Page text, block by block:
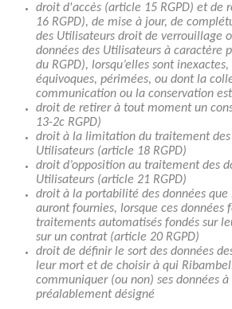
droit d'accès (article 15 RGPD) et de
16 RGPD), de mise à jour, de
des Utilisateurs droit de verrouillage
données des Utilisateurs à caractère
du RGPD), lorsqu’elles sont
équivoques, périmées, ou dont la
communication ou la conservation
droit de retirer à tout moment un
13-2c RGPD)
droit à la limitation du traitement des
Utilisateurs (article 18 RGPD)
droit d’opposition au traitement des
Utilisateurs (article 21 RGPD)
droit à la portabilité des données que
auront fournies, lorsque ces données
traitements automatisés fondés sur
sur un contrat (article 20 RGPD)
droit de définir le sort des données
leur mort et de choisir à qui
communiquer (ou non) ses données à
préalablement désigné